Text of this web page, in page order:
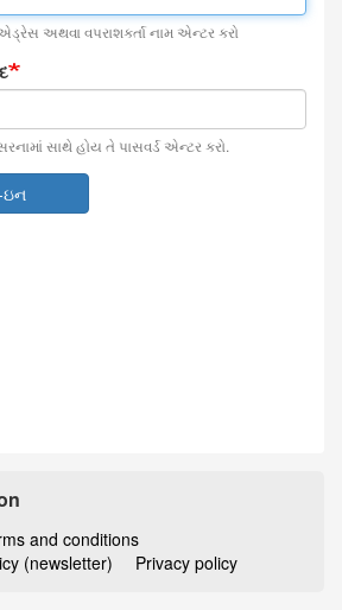
અથવા વપરાશકર્તા નામ એન્ટર કરો
સાથે હોય તે પાસવર્ડ એન્ટર કરો.
ઇન
and conditions
(newsletter)
Privacy policy